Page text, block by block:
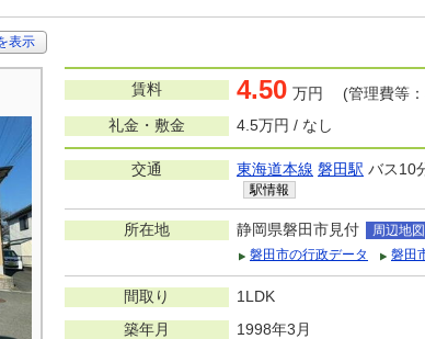
表示
賃料 4.50 万円 (管理費等：
礼金・敷金
4.5万円 / なし
交通 東海道本線 磐田駅 バス10
駅情報
所在地 静岡県磐田市見付
周辺地図
磐田市の行政データ
磐田
間取り 1LDK
築年月 1998年3月